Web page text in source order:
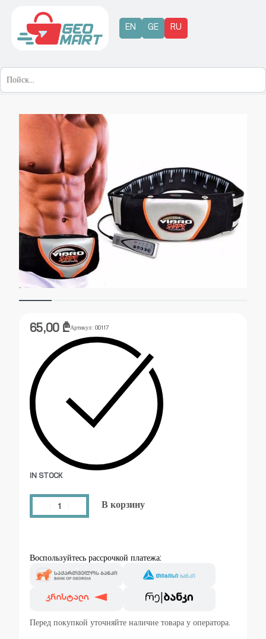
EN GE RU
65,00 ₾Артикул: 00117
IN STOCK
В корзину
Воспользуйтесь рассрочкой платежа:
Перед покупкой уточняйте наличие товара у оператора.